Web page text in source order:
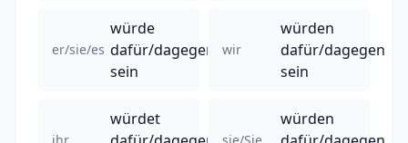
er/sie/es
würde
dafür/dagegen
sein
wir
würden
dafür/dagegen
sein
würdet
würden